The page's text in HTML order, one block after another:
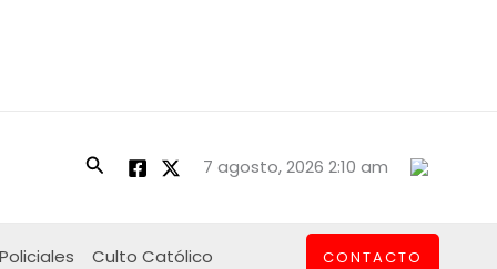
Buscar 7 agosto, 2026 2:10 am
Policiales Culto Católico CONTACTO